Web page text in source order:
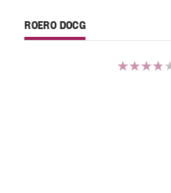
ROERO DOCG